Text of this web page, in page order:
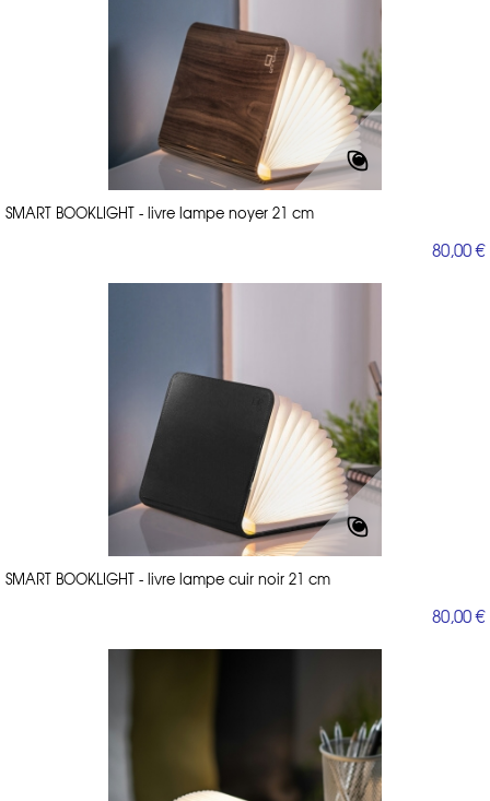
SMART BOOKLIGHT - livre lampe noyer 21 cm
80,00 €
SMART BOOKLIGHT - livre lampe cuir noir 21 cm
80,00 €